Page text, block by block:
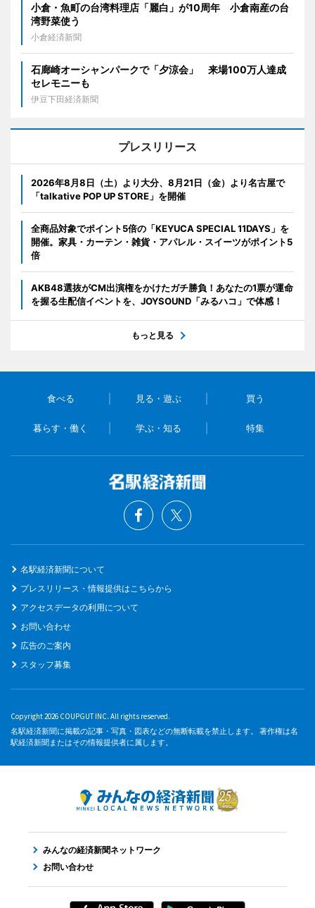
小倉・魚町の台湾料理店「麗白」が10周年 小倉南産の台
湾野菜使う
小倉経済新聞
石廊崎オーシャンパークで「夕涼会」 来場100万人達成
セレモニーも
伊豆下田経済新聞
プレスリリース
2026年8月8日（土）より大分、8月21日（金）より名古屋で
「talkative POP UP STORE」を開催
全商品対象でポイント5倍の「KEYUCA SPECIAL 11DAYS」を
開催。家具・カーテン・雑貨・アパレル・スイーツがポイント5
倍
AKB48選抜がCM出演権をかけたガチ勝負！あなたの1票が運命
を握る生配信イベントを、JOYSOUND「みるハコ」で体感！
もっと見る
食べる 見る・遊ぶ 買う
暮らす・働く 学ぶ・知る 特集
名駅経済新聞について
プレスリリース・情報提供はこちらから
アクセスデータの利用について
お問い合わせ
広告のご案内
スタッフ募集
Copyright 2026 COUPGUT INC. All rights reserved.
名駅経済新聞に掲載の記事・写真・図表などの無断転載を禁止します。 著作権は名
駅経済新聞またはその情報提供者に属します。
みんなの経済新聞ネットワーク
お問い合わせ